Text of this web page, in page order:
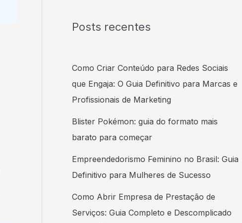
Posts recentes
Como Criar Conteúdo para Redes Sociais
que Engaja: O Guia Definitivo para Marcas e
Profissionais de Marketing
Blister Pokémon: guia do formato mais
barato para começar
Empreendedorismo Feminino no Brasil: Guia
Definitivo para Mulheres de Sucesso
Como Abrir Empresa de Prestação de
Serviços: Guia Completo e Descomplicado